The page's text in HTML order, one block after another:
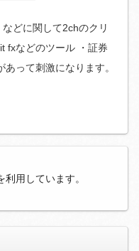
どに関して2chのクリ
fxなどのツール ・証券
って刺激になります。
用しています。